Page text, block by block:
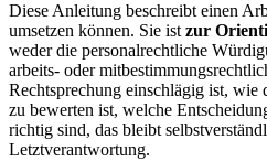
Diese Anleitung beschreibt einen
umsetzen können. Sie ist zur
weder die personalrechtliche
arbeits- oder
Rechtsprechung einschlägig ist, wie
zu bewerten ist, welche
richtig sind, das bleibt
Letztverantwortung.